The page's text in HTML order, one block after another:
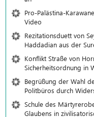
Pro-Palästina-
Video
Rezitationsduett von
Haddadian aus der
Konflikt Straße von
Sicherheitsordnung in
Begrüßung der Wahl
Politbüros durch
Schule des
Glaubens in